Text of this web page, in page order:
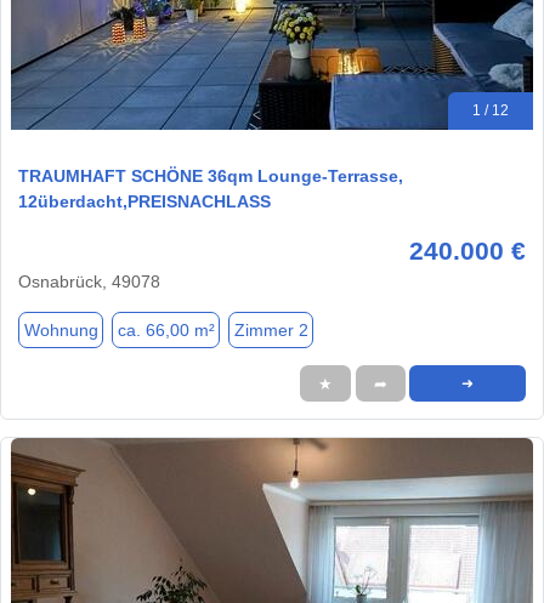
1 / 12
TRAUMHAFT SCHÖNE 36qm Lounge-Terrasse,
12überdacht,PREISNACHLASS
240.000 €
Osnabrück, 49078
Wohnung ca. 66,00 m² Zimmer 2
★ ➦ ➜